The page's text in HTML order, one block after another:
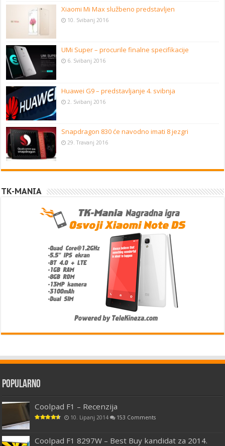
Xiaomi Mi Max službeno predstavljen
10. Svibanj 2016
UMi Super – procurile finalne specifikacije
6. Svibanj 2016
Huawei G9 – predstavljanje 4. svibnja
2. Svibanj 2016
Snapdragon 830 će navodno imati 8 jezgri
29. Travanj 2016
TK-MANIA
Popularno
Coolpad F1 – Recenzija
10. Lipanj 2014 153 Comments
Coolpad F1 8297W – Best Buy kandidat za 2014.